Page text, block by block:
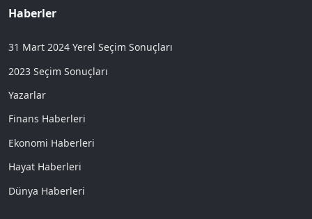
Haberler
31 Mart 2024 Yerel Seçim Sonuçları
2023 Seçim Sonuçları
Yazarlar
Finans Haberleri
Ekonomi Haberleri
Hayat Haberleri
Dünya Haberleri